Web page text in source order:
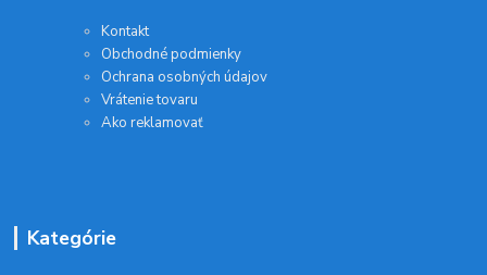
Kontakt
Obchodné podmienky
Ochrana osobných údajov
Vrátenie tovaru
Ako reklamovať
Kategórie